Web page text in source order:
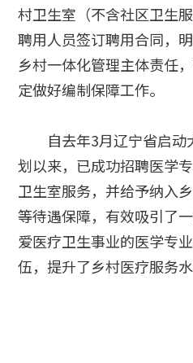
村卫生室（不含社区卫生
聘用人员签订聘用合同，
乡村一体化管理主体责任
定做好编制保障工作。
自去年3月辽宁省启动
划以来，已成功招聘医学
卫生室服务，并给予纳入
等待遇保障，有效吸引了
爱医疗卫生事业的医学专
伍，提升了乡村医疗服务水